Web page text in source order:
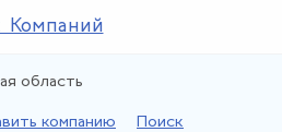
Компаний
область
компанию Поиск